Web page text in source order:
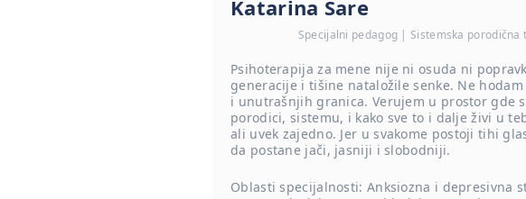
Katarina Šare
Specijalni pedagog | Sistemska
Psihoterapija za mene nije ni osuda ni
generacije i tišine nataložile senke. Ne
i unutrašnjih granica. Verujem u prostor gde
porodici, sistemu, i kako sve to i dalje živi u
ali uvek zajedno. Jer u svakome postoji tihi
da postane jači, jasniji i slobodniji.
Oblasti specijalnosti: Anksiozna i depresivna